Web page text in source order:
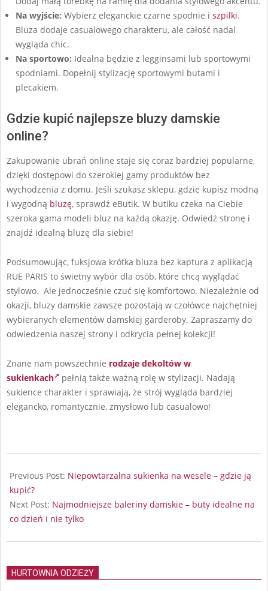
Na wyjście: Wybierz eleganckie czarne spodnie i szpilki.
Bluza dodaje casualowego charakteru, ale całość nadal
wygląda chic.
Na sportowo: Idealna będzie z legginsami lub sportowymi
spodniami. Dopełnij stylizację sportowymi butami i
plecakiem.
Gdzie kupić najlepsze bluzy damskie
online?
Zakupowanie ubrań online staje się coraz bardziej popularne,
dzięki dostępowi do szerokiej gamy produktów bez
wychodzenia z domu. Jeśli szukasz sklepu, gdzie kupisz modną
i wygodną bluzę, sprawdź eButik. W butiku czeka na Ciebie
szeroka gama modeli bluz na każdą okazję. Odwiedź stronę i
znajdź idealną bluzę dla siebie!
Podsumowując, fuksjowa krótka bluza bez kaptura z aplikacją
RUE PARIS to świetny wybór dla osób, które chcą wyglądać
stylowo. Ale jednocześnie czuć się komfortowo. Niezależnie od
okazji, bluzy damskie zawsze pozostają w czołówce najchętniej
wybieranych elementów damskiej garderoby. Zapraszamy do
odwiedzenia naszej strony i odkrycia pełnej kolekcji!
Znane nam powszechnie rodzaje dekoltów w
sukienkach
pełnią także ważną rolę w stylizacji. Nadają
sukience charakter i sprawiają, że strój wygląda bardziej
elegancko, romantycznie, zmysłowo lub casualowo!
08-
04
Previous Post: Niepowtarzalna sukienka na wesele – gdzie ją
kupić?
Next Post: Najmodniejsze baleriny damskie – buty idealne na
co dzień i nie tylko
HURTOWNIA ODZIEŻY